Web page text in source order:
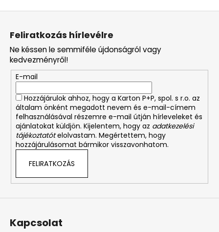
L
Feliratkozás hírlevélre
Ne késsen le semmiféle újdonságról vagy
kedvezményről!
E-mail
Hozzájárulok ahhoz, hogy a Karton P+P, spol. s r.o. az
általam önként megadott nevem és e-mail-címem
felhasználásával részemre e-mail útján hírleveleket és
ajánlatokat küldjön. Kijelentem, hogy az adatkezelési
tájékoztatótelolvastam. Megértettem, hogy
hozzájárulásomat bármikor visszavonhatom.
FELIRATKOZÁS
Kapcsolat